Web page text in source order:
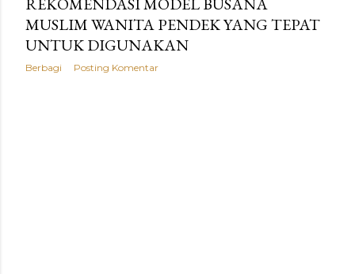
MUSLIM WANITA PENDEK YANG TEPAT
UNTUK DIGUNAKAN
Berbagi Posting Komentar